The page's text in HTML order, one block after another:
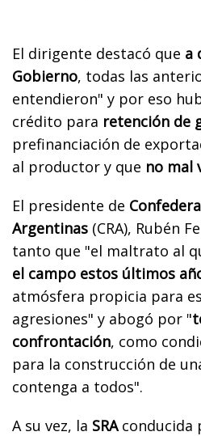
El dirigente destacó que a
Gobierno, todas las
entendieron" y por eso
crédito para retención de
prefinanciación de
al productor y que no mal
El presidente de
Argentinas (CRA), Rubén
tanto que "el maltrato al
el campo estos últimos
atmósfera propicia para
agresiones" y abogó por "
confrontación, como
para la construcción de
contenga a todos".
A su vez, la SRAconducida